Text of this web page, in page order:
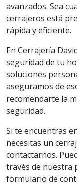
avanzados. Sea
cerrajeros está
rápida y eficiente.
En Cerrajería
seguridad de tu
soluciones
aseguramos de
recomendarte la
seguridad.
Si te encuentras
necesitas un
contactarnos.
través de nuestra
formulario de